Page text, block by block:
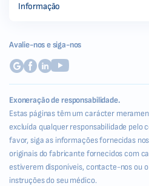
Informação
Avalie-nos e siga-nos
Exoneração de responsabilidade.
Estas páginas têm um carácter
excluída qualquer responsabilidade pelo
favor, siga as informações fornecidas
originais do fabricante fornecidos com
estiverem disponíveis, contacte-nos ou
instruções do seu médico.